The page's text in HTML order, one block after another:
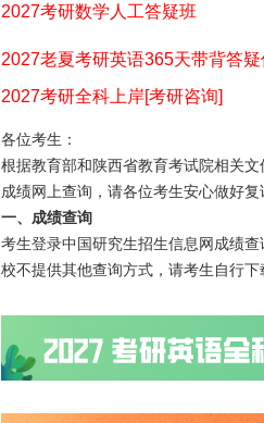
2027考研数学人工答疑班
2027老夏考研英语365天带背答
2027考研全科上岸[考研咨询]
各位考生：
根据教育部和陕西省教育考试院相关
成绩网上查询，请各位考生安心做好
一、成绩查询
考生登录中国研究生招生信息网成绩查
校不提供其他查询方式，请考生自行下